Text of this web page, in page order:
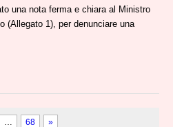
una nota ferma e chiara al Ministro
(Allegato 1), per denunciare una
68 »